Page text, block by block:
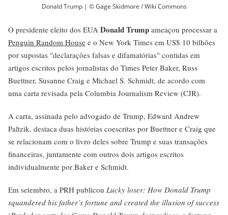
Donald Trump | © Gage Skidmore / Wiki Commons
O presidente eleito dos EUA Donald Trump ameaçou processar a
Penguin Random House e o New York Times em US$ 10 bilhões
por supostas "declarações falsas e difamatórias" contidas em
artigos escritos pelos jornalistas do Times Peter Baker, Russ
Buettner, Susanne Craig e Michael S. Schmidt, de acordo com
uma carta revisada pela Columbia Journalism Review (CJR).
A carta, assinada pelo advogado de Trump, Edward Andrew
Paltzik, destaca duas histórias coescritas por Buettner e Craig que
se relacionam com o livro deles sobre Trump e suas transações
financeiras, juntamente com outros dois artigos escritos
individualmente por Baker e Schmidt.
Em setembro, a PRH publicou Lucky loser: How Donald Trump
squandered his father’s fortune and created the illusion of success